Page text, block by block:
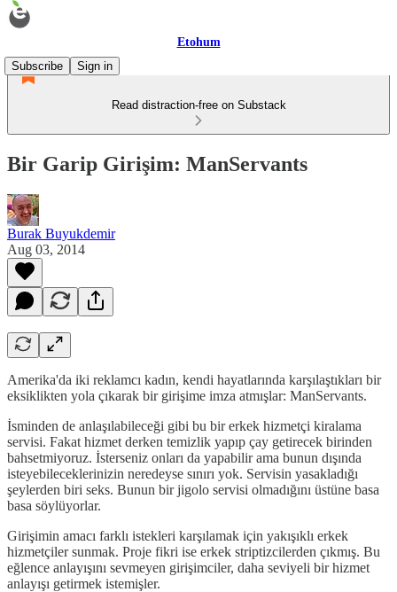
Etohum
Subscribe
Sign in
Read distraction-free on Substack
Bir Garip Girişim: ManServants
Burak Buyukdemir
Aug 03, 2014
Amerika'da iki reklamcı kadın, kendi hayatlarında karşılaştıkları bir
eksiklikten yola çıkarak bir girişime imza atmışlar: ManServants.
İsminden de anlaşılabileceği gibi bu bir erkek hizmetçi kiralama
servisi. Fakat hizmet derken temizlik yapıp çay getirecek birinden
bahsetmiyoruz. İsterseniz onları da yapabilir ama bunun dışında
isteyebileceklerinizin neredeyse sınırı yok. Servisin yasakladığı
şeylerden biri seks. Bunun bir jigolo servisi olmadığını üstüne basa
basa söylüyorlar.
Girişimin amacı farklı istekleri karşılamak için yakışıklı erkek
hizmetçiler sunmak. Proje fikri ise erkek striptizcilerden çıkmış. Bu
eğlence anlayışını sevmeyen girişimciler, daha seviyeli bir hizmet
anlayışı getirmek istemişler.